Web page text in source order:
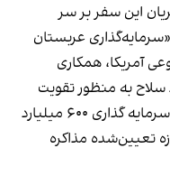
این سفر بر سر
عربستان
آمریکا، همکاری
به منظور تقویت
همکاری دفاعی بین دو کشور و تحقق سرمایه گذاری ۶۰۰ میلیارد
تعیین‌شده مذاکره